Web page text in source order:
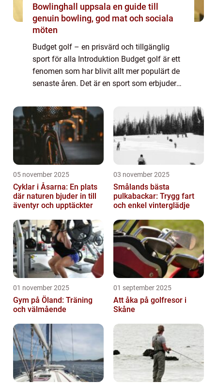
Bowlinghall uppsala en guide till
genuin bowling, god mat och sociala
möten
Budget golf – en prisvärd och tillgänglig
sport för alla Introduktion Budget golf är ett
fenomen som har blivit allt mer populärt de
senaste åren. Det är en sport som erbjuder
utöva golf för alla, oavse...
05 november 2025
Cyklar i Åsarna: En plats
där naturen bjuder in till
äventyr och upptäckter
03 november 2025
Smålands bästa
pulkabackar: Trygg fart
och enkel vinterglädje
01 november 2025
Gym på Öland: Träning
och välmående
01 september 2025
Att åka på golfresor i
Skåne